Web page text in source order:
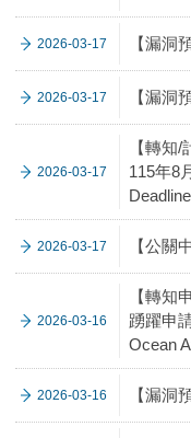
2026-03-17 【漏洞
2026-03-17 【漏洞
2026-03-17
【轉知
115年8
2026-03-17 【公
2026-03-16
【轉知
踴躍申
Ocean
2026-03-16 【漏洞